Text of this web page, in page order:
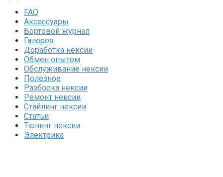
FAQ
Аксессуары
Бортовой журнал
Галерея
Доработка нексии
Обмен опытом
Обслуживание нексии
Полезное
Разборка нексии
Ремонт нексии
Стайлинг нексии
Статьи
Тюнинг нексии
Электрика